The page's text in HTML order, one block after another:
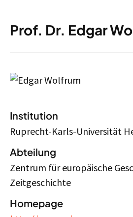
Prof. Dr. Edgar
Institution
Ruprecht-Karls-Universität
Abteilung
Zentrum für europäische
Zeitgeschichte
Homepage